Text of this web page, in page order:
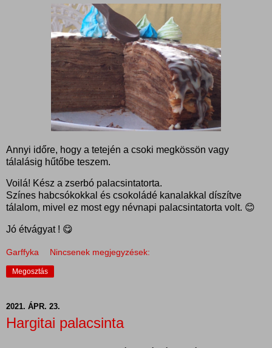
Annyi időre, hogy a tetején a csoki megkössön vagy
tálalásig hűtőbe teszem.
Voilá! Kész a zserbó palacsintatorta.
Színes habcsókokkal és csokoládé kanalakkal díszítve
tálalom, mivel ez most egy névnapi palacsintatorta volt. 😊
Jó étvágyat ! 😋
Garffyka Nincsenek megjegyzések:
Megosztás
2021. ÁPR. 23.
Hargitai palacsinta